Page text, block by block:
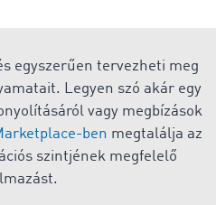
egyszerűen tervezheti meg
Legyen szó akár egy
vagy megbízások
ben megtalálja az
szintjének megfelelő